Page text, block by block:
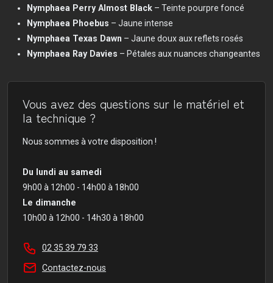
Nymphaea Perry Almost Black – Teinte pourpre foncé
Nymphaea Phoebus – Jaune intense
Nymphaea Texas Dawn – Jaune doux aux reflets rosés
Nymphaea Ray Davies – Pétales aux nuances changeantes
Vous avez des questions sur le matériel et
la technique ?
Nous sommes à votre disposition !
Du lundi au samedi
9h00 à 12h00 - 14h00 à 18h00
Le dimanche
10h00 à 12h00 - 14h30 à 18h00
02 35 39 79 33
Contactez-nous